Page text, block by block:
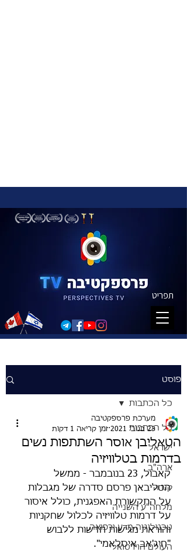
תפריט
פוסט
כל הכתבות
ישראל
ארה"ב
קנדה
מלחה"ע השנייה
טכנולוגיה מדע ורפואה
העולם הוירטואלי
כל הכתבות
הטאליבן אוסר השתתפות נשים
בדרמות בטלוויזיה
מערכת פרספקטיבה
23 בנוב׳ 2021
זמן קריאה 1 דקות
קאבול, 23 בנובמבר - ממשל
הטליבאן פרסם סדרה של מגבלות
על התקשורת האפגנית, כולל איסור
על דרמות טלוויזיה לכלול שחקניות
והוראת מגישות חדשות ללבוש
"חיג'אב איסלאמי".